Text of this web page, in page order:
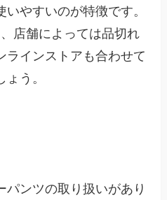
やすいのが特徴です。
店舗によっては品切れ
ラインストアも合わせて
う。
パンツの取り扱いがあり